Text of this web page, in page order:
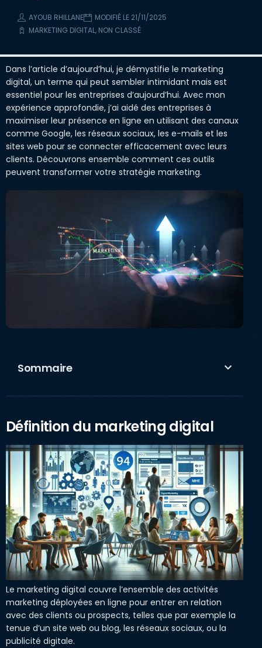
AYOUB RHILLANE
MODIFIÉ LE 21/11/2025
MARKETING DIGITAL, NON CLASSÉ
Dans l’article d’aujourd’hui, je démystifie le marketing
digital, un terme qui peut sembler intimidant mais est
essentiel pour les entreprises d’aujourd’hui. Avec mon
expérience approfondie, j’ai aidé des entreprises à
maximiser leur présence en ligne en utilisant des canaux
comme Google, les réseaux sociaux, les e-mails et les
sites web pour se connecter efficacement avec leurs
clients. Découvrons ensemble comment ces outils
peuvent transformer votre stratégie marketing.
Sommaire
Définition du marketing digital
Le marketing digital couvre l’ensemble des activités
marketing déployées en ligne pour entrer en relation
avec des clients ou prospects, telles que par exemple la
tenue d’un site web ou blog, les réseaux sociaux, ou la
publicité digitale.